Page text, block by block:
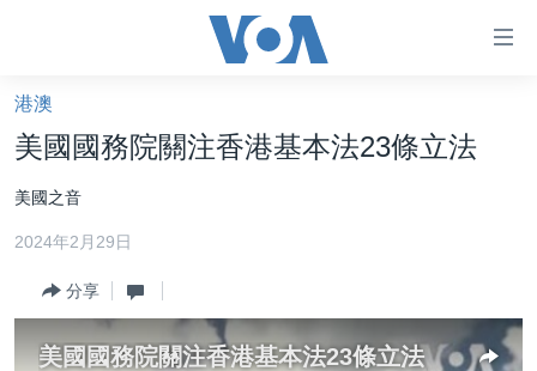
礙
鏈
接
跳
轉
容
美國大選2024
港澳
台灣
美中關係
海外港人
港澳
美國國務院關注香港基本法23條立法
美國之音
2024年2月29日
分享
美國國務院關注香港基本法23條立法